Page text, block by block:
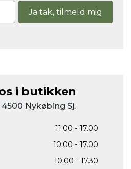
Ja tak, tilmeld mig
i butikken
4500 Nykøbing Sj.
11.00 - 17.00
10.00 - 17.00
10.00 - 17.30